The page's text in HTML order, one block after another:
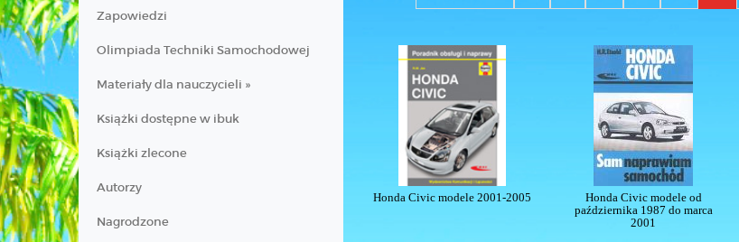
Zapowiedzi
Olimpiada Techniki Samochodowej
Materiały dla nauczycieli »
Książki dostępne w ibuk
Książki zlecone
Autorzy
Nagrodzone
Honda Civic modele 2001-2005
Honda Civic modele od
października 1987 do marca
2001